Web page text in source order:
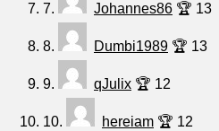
7. Johannes86 🏆 13
8. Dumbi1989 🏆 13
9. qJulix 🏆 12
10. hereiam 🏆 12